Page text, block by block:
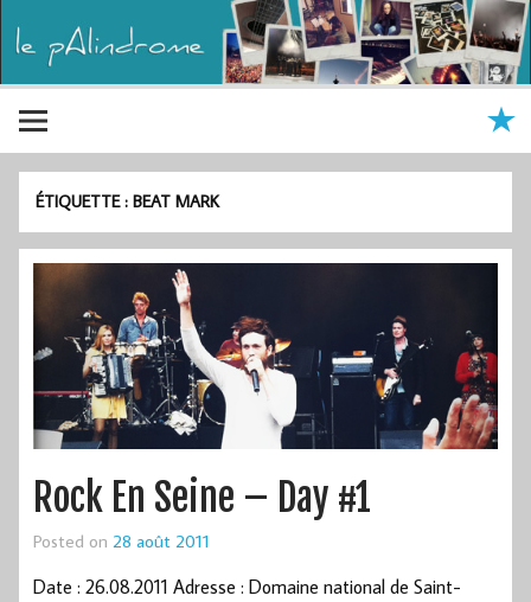
ÉTIQUETTE :BEAT MARK
Rock En Seine – Day #1
Posted on 28 août 2011
Date : 26.08.2011 Adresse : Domaine national de Saint-